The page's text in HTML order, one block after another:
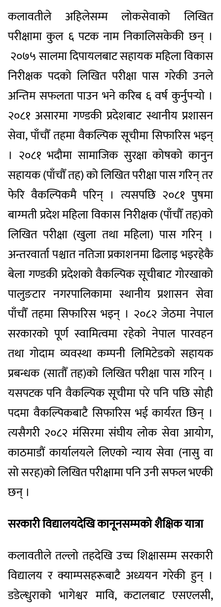
कलावतीले अहिलेसम्म लोकसेवाको लिखित
परीक्षामा कुल ६ पटक नाम निकालिसकेकी छन् ।
२०७५ सालमा दिपायलबाट सहायक महिला विकास
निरीक्षक पदको लिखित परीक्षा पास गरेकी उनले
अन्तिम सफलता पाउन भने करिब ६ वर्ष कुर्नुपर्यो ।
२०८१ असारमा गण्डकी प्रदेशबाट स्थानीय प्रशासन
सेवा, पाँचौँ तहमा वैकल्पिक सूचीमा सिफारिस भइन्
। २०८१ भदौमा सामाजिक सुरक्षा कोषको कानुन
सहायक (पाँचौँ तह) को लिखित परीक्षा पास गरिन् तर
फेरि वैकल्पिकमै परिन् । त्यसपछि २०८१ पुषमा
बाग्मती प्रदेश महिला विकास निरीक्षक (पाँचौँ तह)को
लिखित परीक्षा (खुला तथा महिला) पास गरिन् ।
अन्तरवार्ता पश्चात नतिजा प्रकाशनमा ढिलाइ भइरहेकै
बेला गण्डकी प्रदेशको वैकल्पिक सूचीबाट गोरखाको
पालुङटार नगरपालिकामा स्थानीय प्रशासन सेवा
पाँचौँ तहमा सिफारिस भइन् । २०८२ जेठमा नेपाल
सरकारको पूर्ण स्वामित्वमा रहेको नेपाल पारवहन
तथा गोदाम व्यवस्था कम्पनी लिमिटेडको सहायक
प्रबन्धक (सातौँ तह)को लिखित परीक्षा पास गरिन् ।
यसपटक पनि वैकल्पिक सूचीमा परे पनि पछि सोही
पदमा वैकल्पिकबाटै सिफारिस भई कार्यरत छिन् ।
त्यसैगरी २०८२ मंसिरमा संघीय लोक सेवा आयोग,
काठमाडौं कार्यालयले लिएको न्याय सेवा (नासु वा
सो सरह)को लिखित परीक्षामा पनि उनी सफल भएकी
छन् ।
सरकारी विद्यालयदेखि कानूनसम्मको शैक्षिक यात्रा
कलावतीले तल्लो तहदेखि उच्च शिक्षासम्म सरकारी
विद्यालय र क्याम्पसहरूबाटै अध्ययन गरेकी हुन् ।
डडेल्धुराको भागेश्वर मावि, कटालबाट एसएलसी,